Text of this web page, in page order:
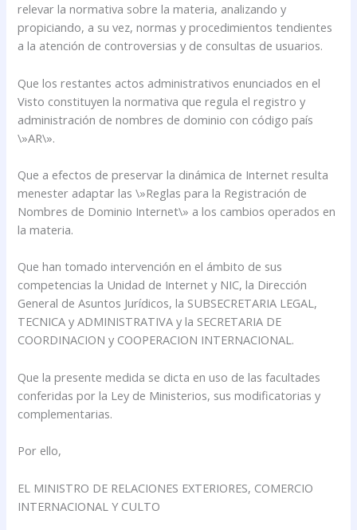
relevar la normativa sobre la materia, analizando y
propiciando, a su vez, normas y procedimientos tendientes
a la atención de controversias y de consultas de usuarios.
Que los restantes actos administrativos enunciados en el
Visto constituyen la normativa que regula el registro y
administración de nombres de dominio con código país
\»AR\».
Que a efectos de preservar la dinámica de Internet resulta
menester adaptar las \»Reglas para la Registración de
Nombres de Dominio Internet\» a los cambios operados en
la materia.
Que han tomado intervención en el ámbito de sus
competencias la Unidad de Internet y NIC, la Dirección
General de Asuntos Jurídicos, la SUBSECRETARIA LEGAL,
TECNICA y ADMINISTRATIVA y la SECRETARIA DE
COORDINACION y COOPERACION INTERNACIONAL.
Que la presente medida se dicta en uso de las facultades
conferidas por la Ley de Ministerios, sus modificatorias y
complementarias.
Por ello,
EL MINISTRO DE RELACIONES EXTERIORES, COMERCIO
INTERNACIONAL Y CULTO